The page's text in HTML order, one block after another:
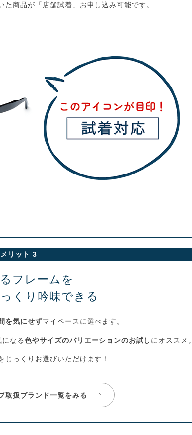
た商品が「店舗試着」お申し込み可能です。
メリット 3
フレームを
くり吟味できる
を気にせずマイペースに選べます。
なる色やサイズのバリエーションのお試しにオススメ。
っくりお選びいただけます！
取扱ブランド一覧をみる